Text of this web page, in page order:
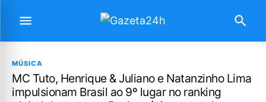
MÚSICA
MC Tuto, Henrique & Juliano e Natanzinho Lima
impulsionam Brasil ao 9º lugar no ranking